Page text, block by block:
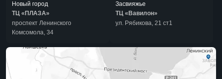
Новый город
ТЦ «ПЛАЗА»
проспект Ленинского
Комсомола, 34
Засвияжье
ТЦ «Вавилон»
ул. Рябикова, 21 ст1